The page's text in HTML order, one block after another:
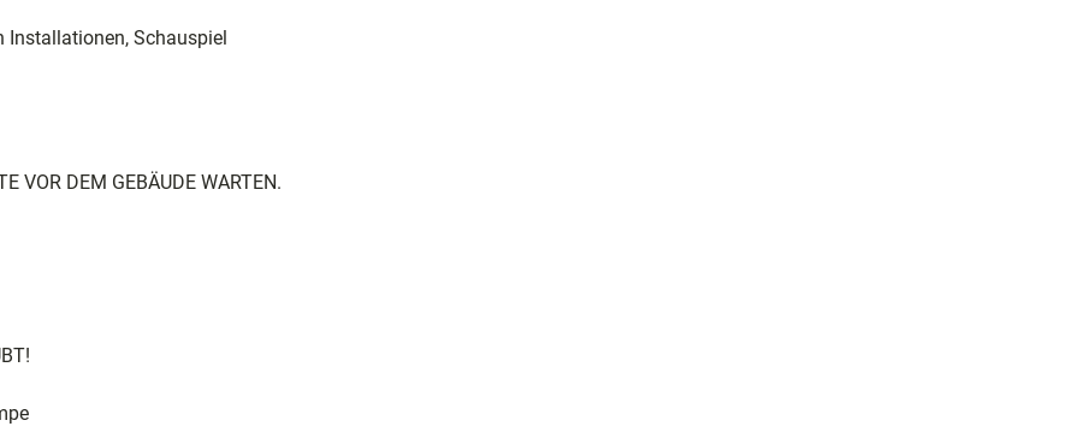
Installationen, Schauspiel
VOR DEM GEBÄUDE WARTEN.